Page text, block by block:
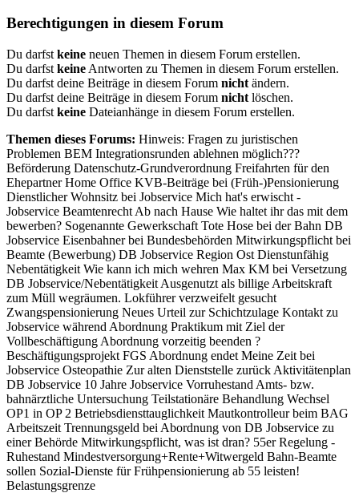
Berechtigungen in diesem Forum
Du darfst keine neuen Themen in diesem Forum erstellen.
Du darfst keine Antworten zu Themen in diesem Forum erstellen.
Du darfst deine Beiträge in diesem Forum nicht ändern.
Du darfst deine Beiträge in diesem Forum nicht löschen.
Du darfst keine Dateianhänge in diesem Forum erstellen.
Themen dieses Forums: Hinweis: Fragen zu juristischen
Problemen BEM Integrationsrunden ablehnen möglich???
Beförderung Datenschutz-Grundverordnung Freifahrten für den
Ehepartner Home Office KVB-Beiträge bei (Früh-)Pensionierung
Dienstlicher Wohnsitz bei Jobservice Mich hat's erwischt -
Jobservice Beamtenrecht Ab nach Hause Wie haltet ihr das mit dem
bewerben? Sogenannte Gewerkschaft Tote Hose bei der Bahn DB
Jobservice Eisenbahner bei Bundesbehörden Mitwirkungspflicht bei
Beamte (Bewerbung) DB Jobservice Region Ost Dienstunfähig
Nebentätigkeit Wie kann ich mich wehren Max KM bei Versetzung
DB Jobservice/Nebentätigkeit Ausgenutzt als billige Arbeitskraft
zum Müll wegräumen. Lokführer verzweifelt gesucht
Zwangspensionierung Neues Urteil zur Schichtzulage Kontakt zu
Jobservice während Abordnung Praktikum mit Ziel der
Vollbeschäftigung Abordnung vorzeitig beenden ?
Beschäftigungsprojekt FGS Abordnung endet Meine Zeit bei
Jobservice Osteopathie Zur alten Dienststelle zurück Aktivitätenplan
DB Jobservice 10 Jahre Jobservice Vorruhestand Amts- bzw.
bahnärztliche Untersuchung Teilstationäre Behandlung Wechsel
OP1 in OP 2 Betriebsdiensttauglichkeit Mautkontrolleur beim BAG
Arbeitszeit Trennungsgeld bei Abordnung von DB Jobservice zu
einer Behörde Mitwirkungspflicht, was ist dran? 55er Regelung -
Ruhestand Mindestversorgung+Rente+Witwergeld Bahn-Beamte
sollen Sozial-Dienste für Frühpensionierung ab 55 leisten!
Belastungsgrenze